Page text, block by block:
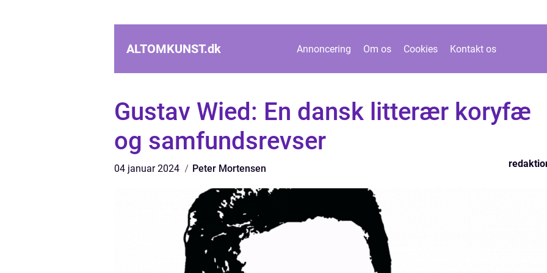
ALTOMKUNST.dk Annoncering Om os Cookies Kontakt os
Gustav Wied: En dansk litterær koryfæ
og samfundsrevser
04 januar 2024 Peter Mortensen